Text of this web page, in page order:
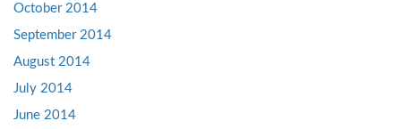
October 2014
September 2014
August 2014
July 2014
June 2014